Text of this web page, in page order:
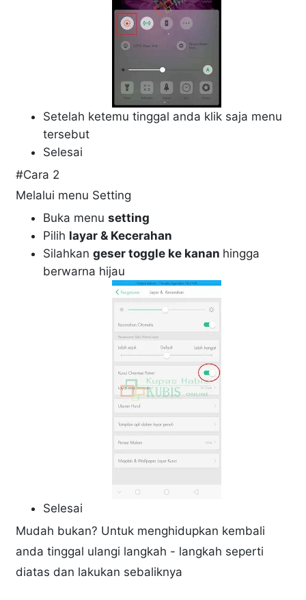
Setelah ketemu tinggal anda klik saja menu
tersebut
Selesai
#Cara 2
Melalui menu Setting
Buka menusetting
Pilih layar & Kecerahan
Silahkangeser toggle ke kanan hingga
berwarna hijau
Selesai
Mudah bukan? Untuk menghidupkan kembali
anda tinggal ulangi langkah - langkah seperti
diatas dan lakukan sebaliknya